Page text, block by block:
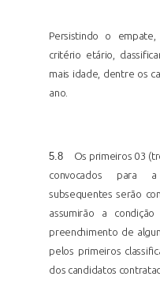
Persistindo o
critério etário,
mais idade, dentre os
ano.
5.8
Os primeiros 03
convocados para
subsequentes serão
assumirão a
preenchimento de
pelos primeiros
dos candidatos